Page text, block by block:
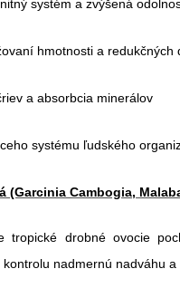
systém a zvýšená
hmotnosti a redukčných
a absorbcia minerálov
systému ľudského
(Garcinia Cambogia,
tropické drobné ovocie
nadmernú nadváhu